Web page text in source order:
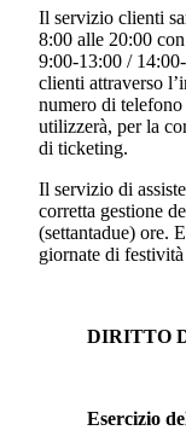
Il servizio clienti
8:00 alle 20:00
9:00-13:00 /
clienti attraverso
numero di
utilizzerà, per la
di ticketing.
Il servizio di
corretta gestione
(settantadue) ore.
giornate di
DIRITTO
Esercizio